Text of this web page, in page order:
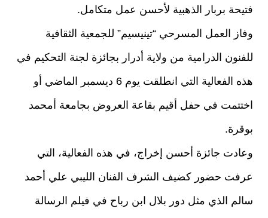
فتيحة بربار الذهبية لأحسن عمل متكامل.
وفاز العمل المسرحي “تينيسيم” للجمعية الثقافية
للفنون الدرامية من ولاية أدرار بجائزة لجنة التحكيم في
هذه الفعالية التي انطلقت يوم 6 ديسمبر الماضي أو
اختتمت في حفل أقيم بقاعة العروض بجامعة أمحمد
بوقرة.
وعادت جائزة أحسن إخراج، في هذه الفعالية، التي
عرفت حضور كضيف الشرف الفنان الليبي علي أحمد
سالم الذي مثل دور بلال ابن رباح في فيلم الرسالة